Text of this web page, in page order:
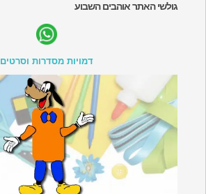
גולשי האתר אוהבים השבוע
דמויות מסדרות וסרטים